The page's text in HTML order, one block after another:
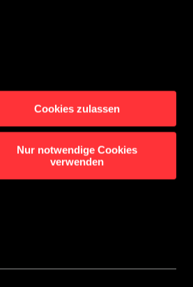
Cookies zulassen
Nur notwendige Cookies
verwenden